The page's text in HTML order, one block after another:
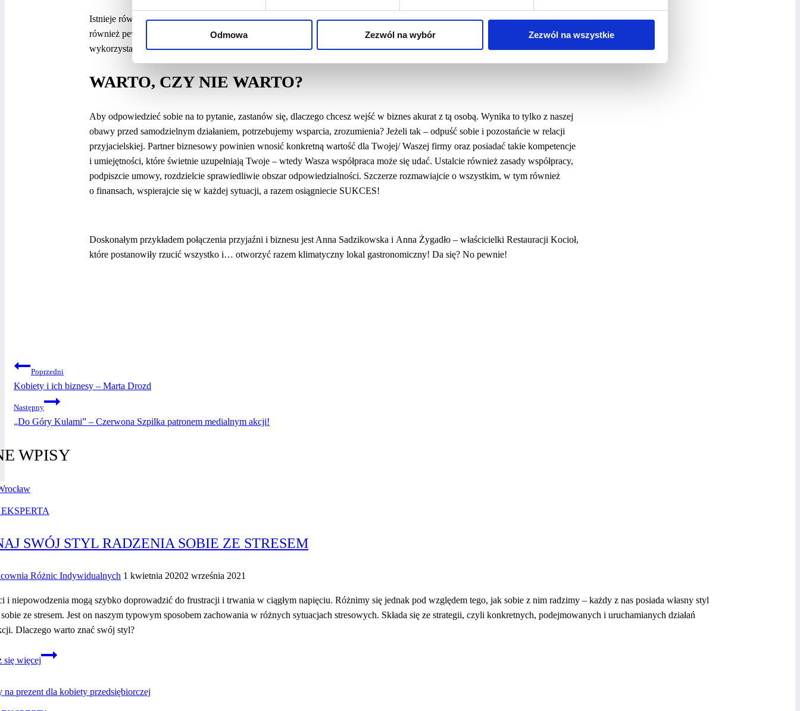
Odmowa Zezwól na wybór Zezwól na wszystkie
Istnieje również dużo plusów. Nie trzeba pracować latami na zaufanie, które w biznesie jest bardzo ważne. Ważną korzyścią jest
również pewność, że cokolwiek by się nie działo – mamy wsparcie bliskiej nam osoby. Łatwiej jest dzielić się obowiązkami, aby
wykorzystać swój maksymalny potencjał.
WARTO, CZY NIE WARTO?
Aby odpowiedzieć sobie na to pytanie, zastanów się, dlaczego chcesz wejść w biznes akurat z tą osobą. Wynika to tylko z naszej
obawy przed samodzielnym działaniem, potrzebujemy wsparcia, zrozumienia? Jeżeli tak – odpuść sobie i pozostańcie w relacji
przyjacielskiej. Partner biznesowy powinien wnosić konkretną wartość dla Twojej/ Waszej firmy oraz posiadać takie kompetencje
i umiejętności, które świetnie uzupełniają Twoje – wtedy Wasza współpraca może się udać. Ustalcie również zasady współpracy,
podpiszcie umowy, rozdzielcie sprawiedliwie obszar odpowiedzialności. Szczerze rozmawiajcie o wszystkim, w tym również
o finansach, wspierajcie się w każdej sytuacji, a razem osiągniecie SUKCES!
Doskonałym przykładem połączenia przyjaźni i biznesu jest Anna Sadzikowska i Anna Żygadło – właścicielki Restauracji Kocioł,
które postanowiły rzucić wszystko i… otworzyć razem klimatyczny lokal gastronomiczny! Da się? No pewnie!
NAWIGACJA
WPISU
Poprzedni
Kobiety i ich biznesy – Marta Drozd
Następny
„Do Góry Kulami” – Czerwona Szpilka patronem medialnym akcji!
WPISY
SWÓJ STYL RADZENIA SOBIE ZE STRESEM
Różnic Indywidualnych 1 kwietnia 20202 września 2021
i niepowodzenia mogą szybko doprowadzić do frustracji i trwania w ciągłym napięciu. Różnimy się jednak pod względem tego, jak sobie z nim radzimy – każdy z nas posiada własny styl
ze stresem. Jest on naszym typowym sposobem zachowania w różnych sytuacjach stresowych. Składa się ze strategii, czyli konkretnych, podejmowanych i uruchamianych działań
Dlaczego warto znać swój styl?
się więcej
Poznaj
radzenia